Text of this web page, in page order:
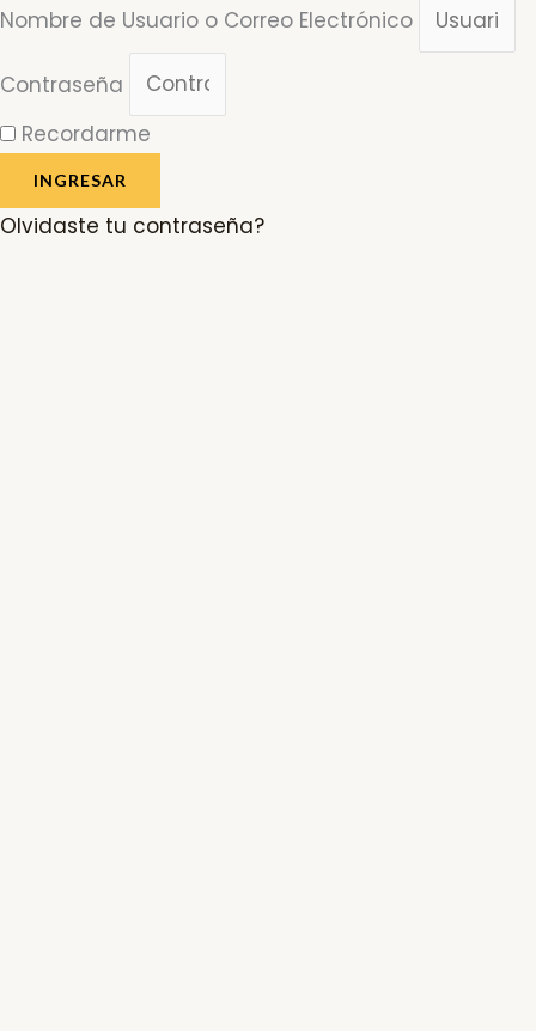
Nombre de Usuario o Correo Electrónico
Contraseña
Recordarme
INGRESAR
Olvidaste tu contraseña?